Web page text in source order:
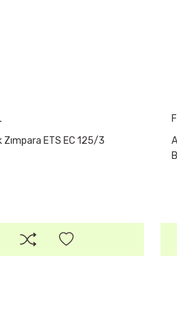
Zımpara ETS EC 125/3